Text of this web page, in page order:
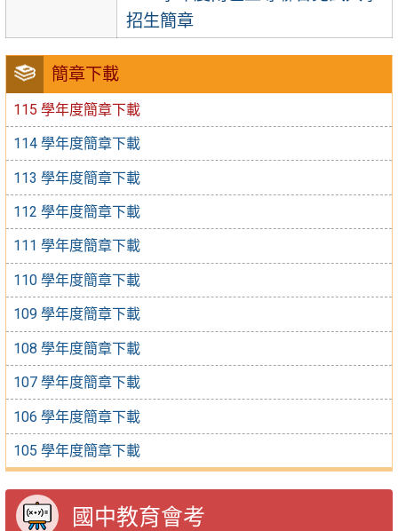
簡章下載
115 學年度簡章下載
114 學年度簡章下載
113 學年度簡章下載
112 學年度簡章下載
111 學年度簡章下載
110 學年度簡章下載
109 學年度簡章下載
108 學年度簡章下載
107 學年度簡章下載
106 學年度簡章下載
105 學年度簡章下載
國中教育會考
招生簡章